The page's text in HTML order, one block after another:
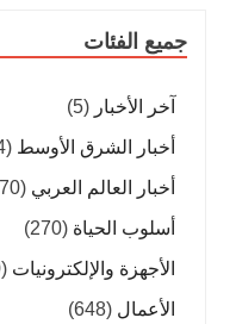
جميع الفئات
آخر الأخبار (5)
أخبار الشرق الأوسط (364)
أخبار العالم العربي (170)
أسلوب الحياة (270)
الأجهزة والإلكترونيات (760)
الأعمال (648)